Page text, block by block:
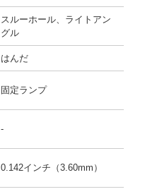
スルーホール、ライトアン
グル
はんだ
固定ランプ
-
0.142インチ（3.60mm）